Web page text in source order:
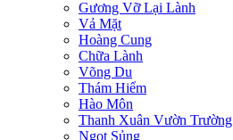
Gương Vỡ Lại Lành
Vả Mặt
Hoàng Cung
Chữa Lành
Võng Du
Thám Hiểm
Hào Môn
Thanh Xuân Vườn Trường
Ngọt Sủng